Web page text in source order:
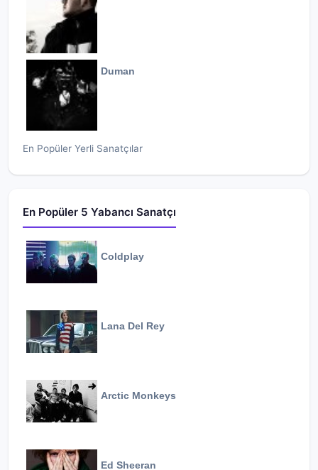
Duman
En Popüler Yerli Sanatçılar
En Popüler 5 Yabancı Sanatçı
Coldplay
Lana Del Rey
Arctic Monkeys
Ed Sheeran